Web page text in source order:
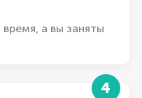
а вы заняты
4